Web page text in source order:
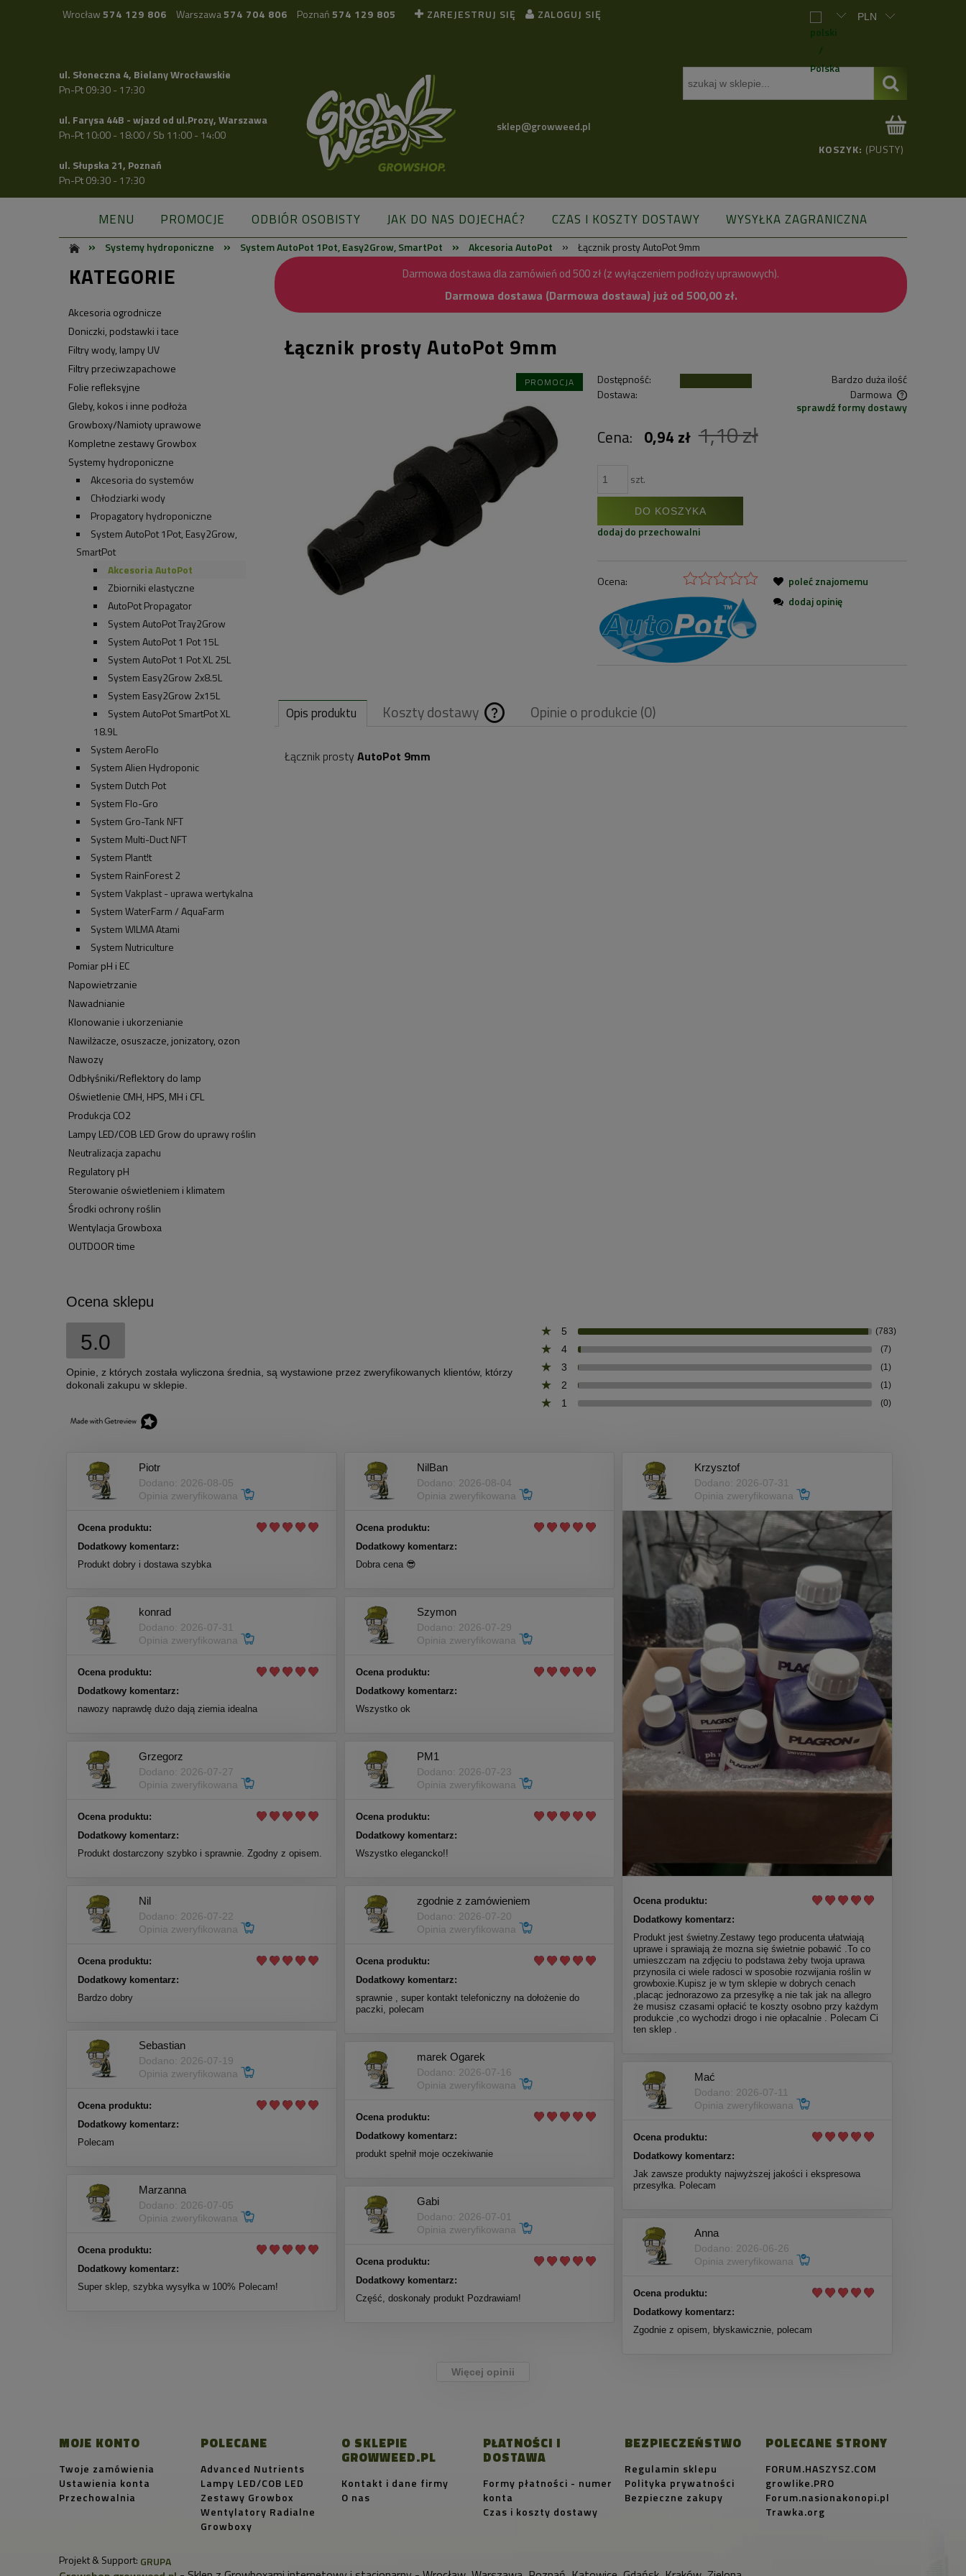
Wrocław 574 129 806 Warszawa574 704 806 Poznań 574 129 805 ZAREJESTRUJ SIĘ ZALOGUJ SIĘ
ul. Słoneczna 4, Bielany Wrocławskie
Pn-Pt 09:30 - 17:30
ul. Farysa 44B - wjazd od ul.Prozy, Warszawa
Pn-Pt 10:00 - 18:00 / Sb 11:00 - 14:00
ul. Słupska 21, Poznań
Pn-Pt 09:30 - 17:30
sklep@growweed.pl
KOSZYK: (PUSTY)
MENU PROMOCJE ODBIÓR OSOBISTY JAK DO NAS DOJECHAĆ? CZAS I KOSZTY DOSTAWY
WYSYŁKA ZAGRANICZNA
BLOG
» Systemy hydroponiczne » System AutoPot 1Pot, Easy2Grow, SmartPot » Akcesoria AutoPot » Łącznik prosty AutoPot 9mm
KATEGORIE
Akcesoria ogrodnicze
Doniczki, podstawki i tace
Filtry wody, lampy UV
Filtry przeciwzapachowe
Folie refleksyjne
Gleby, kokos i inne podłoża
Growboxy/Namioty uprawowe
Kompletne zestawy Growbox
Systemy hydroponiczne
Akcesoria do systemów
Chłodziarki wody
Propagatory hydroponiczne
System AutoPot 1Pot, Easy2Grow,
SmartPot
Akcesoria AutoPot
Zbiorniki elastyczne
AutoPot Propagator
System AutoPot Tray2Grow
System AutoPot 1 Pot 15L
System AutoPot 1 Pot XL 25L
System Easy2Grow 2x8.5L
System Easy2Grow 2x15L
System AutoPot SmartPot XL
18.9L
System AeroFlo
System Alien Hydroponic
System Dutch Pot
System Flo-Gro
System Gro-Tank NFT
System Multi-Duct NFT
System Plant!t
System RainForest 2
System Vakplast - uprawa wertykalna
System WaterFarm / AquaFarm
System WILMA Atami
System Nutriculture
Pomiar pH i EC
Napowietrzanie
Nawadnianie
Klonowanie i ukorzenianie
Nawilżacze, osuszacze, jonizatory, ozon
Nawozy
Odbłyśniki/Reflektory do lamp
Oświetlenie CMH, HPS, MH i CFL
Produkcja CO2
Lampy LED/COB LED Grow do uprawy roślin
Neutralizacja zapachu
Regulatory pH
Sterowanie oświetleniem i klimatem
Środki ochrony roślin
Wentylacja Growboxa
OUTDOOR time
Darmowa dostawa dla zamówień od 500 zł (z wyłączeniem podłoży uprawowych).
Darmowa dostawa (Darmowa dostawa) już od 500,00 zł.
Łącznik prosty AutoPot 9mm
PROMOCJA Dostępność:
Bardzo duża ilość
Dostawa:
Darmowa
Cena nie zawiera ewentualnych kosztów
płatności
sprawdź formy dostawy
Cena: 0,94 zł 1,10 zł
szt.
DO KOSZYKA
dodaj do przechowalni
Ocena:
poleć znajomemu
dodaj opinię
Opis produktu Koszty dostawy Opinie o produkcie (0)
Łącznik prosty AutoPot 9mm
Ocena sklepu
5.0
Opinie, z których została wyliczona średnia, są wystawione przez zweryfikowanych klientów, którzy
dokonali zakupu w sklepie.
5 (783)
4 (7)
3 (1)
2 (1)
1 (0)
Piotr
Dodano: 2026-08-05
Opinia zweryfikowana
Ocena produktu:
Dodatkowy komentarz:
Produkt dobry i dostawa szybka
NilBan
Dodano: 2026-08-04
Opinia zweryfikowana
Ocena produktu:
Dodatkowy komentarz:
Dobra cena 😎
Krzysztof
Dodano: 2026-07-31
Opinia zweryfikowana
Ocena produktu:
Dodatkowy komentarz:
Produkt jest świetny.Zestawy tego producenta ułatwiają
uprawe i sprawiają że mozna się świetnie pobawić .To co
umieszczam na zdjęciu to podstawa żeby twoja uprawa
przynosila ci wiele radosci w sposobie rozwijania roślin w
growboxie.Kupisz je w tym sklepie w dobrych cenach
,placąc jednorazowo za przesyłkę a nie tak jak na allegro
że musisz czasami opłacić te koszty osobno przy każdym
produkcie ,co wychodzi drogo i nie opłacalnie . Polecam Ci
ten sklep .
konrad
Dodano: 2026-07-31
Opinia zweryfikowana
Ocena produktu:
Dodatkowy komentarz:
nawozy naprawdę dużo dają ziemia idealna
Szymon
Dodano: 2026-07-29
Opinia zweryfikowana
Ocena produktu:
Dodatkowy komentarz:
Wszystko ok
Grzegorz
Dodano: 2026-07-27
Opinia zweryfikowana
Ocena produktu:
Dodatkowy komentarz:
Produkt dostarczony szybko i sprawnie. Zgodny z opisem.
PM1
Dodano: 2026-07-23
Opinia zweryfikowana
Ocena produktu:
Dodatkowy komentarz:
Wszystko elegancko!!
Nil
Dodano: 2026-07-22
Opinia zweryfikowana
Ocena produktu:
Dodatkowy komentarz:
Bardzo dobry
zgodnie z zamówieniem
Dodano: 2026-07-20
Opinia zweryfikowana
Ocena produktu:
Dodatkowy komentarz:
sprawnie , super kontakt telefoniczny na dołożenie do
paczki, polecam
Sebastian
Dodano: 2026-07-19
Opinia zweryfikowana
Ocena produktu:
Dodatkowy komentarz:
Polecam
marek Ogarek
Dodano: 2026-07-16
Opinia zweryfikowana
Ocena produktu:
Dodatkowy komentarz:
produkt spełnił moje oczekiwanie
Mać
Dodano: 2026-07-11
Opinia zweryfikowana
Ocena produktu:
Dodatkowy komentarz:
Jak zawsze produkty najwyższej jakości i ekspresowa
przesyłka. Polecam
Marzanna
Dodano: 2026-07-05
Opinia zweryfikowana
Ocena produktu:
Dodatkowy komentarz:
Super sklep, szybka wysyłka w 100% Polecam!
Gabi
Dodano: 2026-07-01
Opinia zweryfikowana
Ocena produktu:
Dodatkowy komentarz:
Część, doskonały produkt Pozdrawiam!
Anna
Dodano: 2026-06-26
Opinia zweryfikowana
Ocena produktu:
Dodatkowy komentarz:
Zgodnie z opisem, błyskawicznie, polecam
Więcej opinii
MOJE KONTO
Twoje zamówienia
Ustawienia konta
Przechowalnia
POLECANE
Advanced Nutrients
Lampy LED/COB LED
Zestawy Growbox
Wentylatory Radialne
Growboxy
O SKLEPIE
GROWWEED.PL
Kontakt i dane firmy
O nas
PŁATNOŚCI I
DOSTAWA
Formy płatności - numer
konta
Czas i koszty dostawy
BEZPIECZEŃSTWO
Regulamin sklepu
Polityka prywatności
Bezpieczne zakupy
POLECANE STRONY
FORUM.HASZYSZ.COM
growlike.PRO
Forum.nasionakonopi.pl
Trawka.org
Projekt & Support: GRUPA